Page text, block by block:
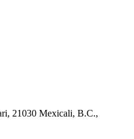
21030 Mexicali, B.C.,